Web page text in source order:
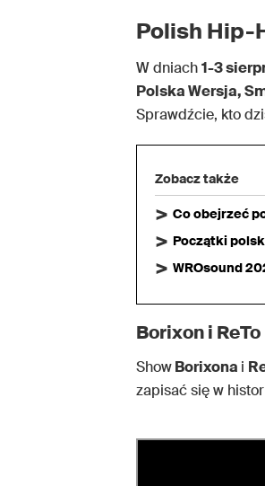
Polish Hip-
W dniach1-3
Polska Wersja,
Sprawdźcie, kto
Zobacz także
Co obejrzeć
Początki
WROsound
Borixon i ReTo
ShowBorixona i
zapisać się w